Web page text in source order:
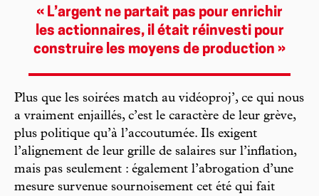
« L’argent ne partait pas pour enrichir
les actionnaires, il était réinvesti pour
construire les moyens de production »
Plus que les soirées match au vidéoproj’, ce qui nous
a vraiment enjaillés, c’est le caractère de leur grève,
plus politique qu’à l’accoutumée. Ils exigent
l’alignement de leur grille de salaires sur l’inflation,
mais pas seulement : également l’abrogation d’une
mesure survenue sournoisement cet été qui fait